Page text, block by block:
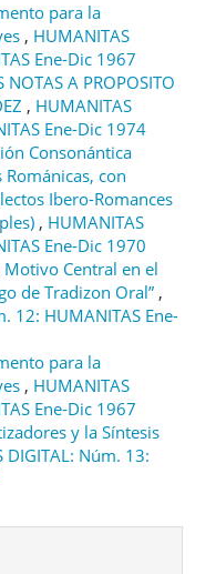
para la
, HUMANITAS
Ene-Dic 1967
NOTAS A PROPOSITO
, HUMANITAS
Ene-Dic 1974
Consonántica
Románicas, con
Ibero-Romances
, HUMANITAS
Ene-Dic 1970
Central en el
de Tradizon Oral” ,
12: HUMANITAS Ene-
para la
, HUMANITAS
Ene-Dic 1967
y la Síntesis
DIGITAL: Núm. 13: